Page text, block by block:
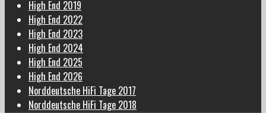
High End 2019
High End 2022
High End 2023
High End 2024
High End 2025
High End 2026
Norddeutsche HiFi Tage 2017
Norddeutsche HiFi Tage 2018